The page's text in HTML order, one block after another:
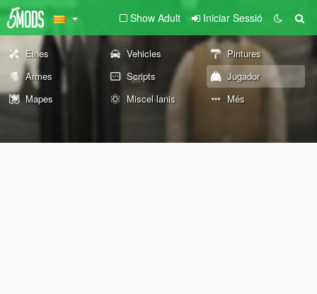
Show Adult Iniciar Sessió
Eines Vehicles
Pintures
Armes
Scripts
Jugador
Mapes
Miscel·lanis Més